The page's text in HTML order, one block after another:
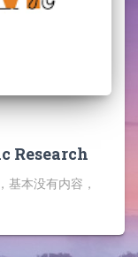
Research
基本没有内容，